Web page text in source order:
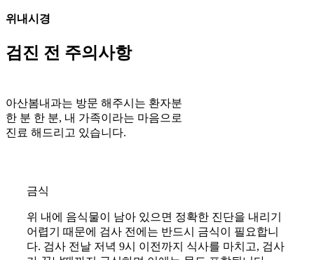
위내시경
검진 전 주의사항
아산봄내과는 방문 해주시는 환자분
한 분 한 분, 내 가족이라는 마음으로
진료 해드리고 있습니다.
금식
위 내에 음식물이 남아 있으면 정확한 진단을 내리기
어렵기 때문에 검사 전에는 반드시 금식이 필요합니
다. 검사 전날 저녁 9시 이전까지 식사를 마치고, 검사